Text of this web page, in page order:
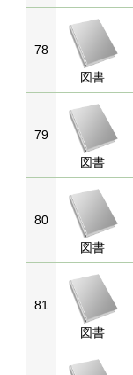
78
図書
79
図書
80
図書
81
図書